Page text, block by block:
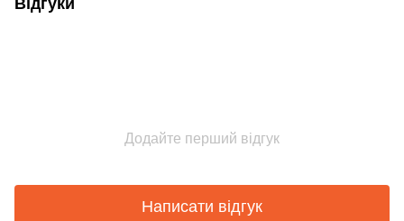
Відгуки
Додайте перший відгук
Написати відгук